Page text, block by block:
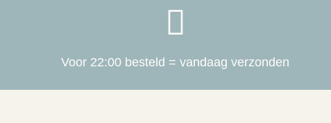

Voor 22:00 besteld = vandaag verzonden